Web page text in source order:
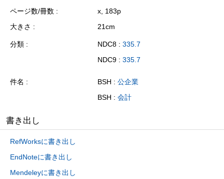
ページ数/冊数
x, 183p
大きさ
21cm
分類 NDC8 : 335.7
NDC9 : 335.7
件名 BSH : 公企業
BSH : 会計
書き出し
RefWorksに書き出し
EndNoteに書き出し
Mendeleyに書き出し